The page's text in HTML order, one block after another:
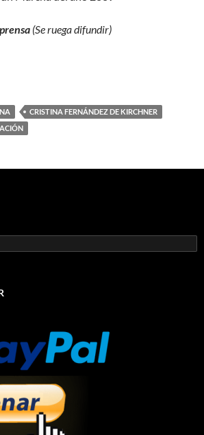
(Se ruega difundir)
CRISTINA FERNÁNDEZ DE KIRCHNER